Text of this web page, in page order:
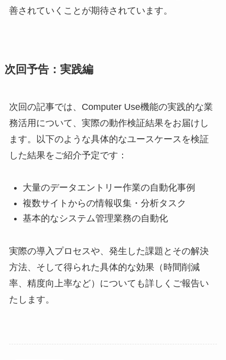
善されていくことが期待されています。
次回予告：実践編
次回の記事では、Computer Use機能の実践的な業
務活用について、実際の動作検証結果をお届けし
ます。以下のような具体的なユースケースを検証
した結果をご紹介予定です：
大量のデータエントリー作業の自動化事例
複数サイトからの情報収集・分析タスク
基本的なシステム管理業務の自動化
実際の導入プロセスや、発生した課題とその解決
方法、そして得られた具体的な効果（時間削減
率、精度向上率など）についても詳しくご報告い
たします。